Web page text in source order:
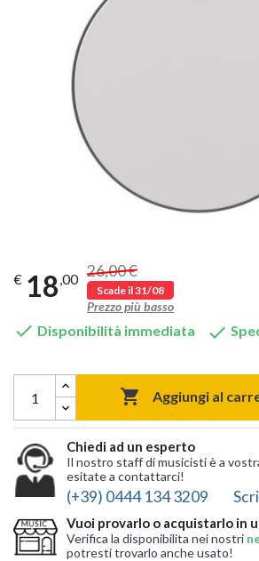
€ 18 ,00 26,00 €
Scade il 31/08
Prezzo più basso
 Disponibilità immediata 
 Aggiungi al
Chiedi ad un esperto
Il nostro staff di musicisti è a
esitate a contattarci!
(+39) 0444 134 3209
Vuoi provarlo o acquistarlo in
Verifica la disponibilita nei nostri
potresti trovarlo anche usato!